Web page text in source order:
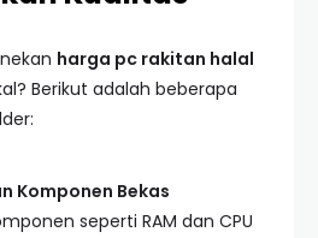
harga pc rakitan halal
Berikut adalah beberapa
Komponen Bekas
seperti RAM dan CPU